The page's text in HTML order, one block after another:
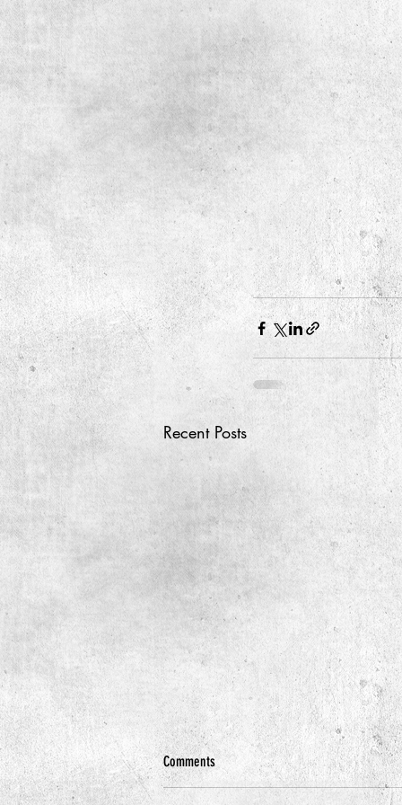
Recent Posts
Comments